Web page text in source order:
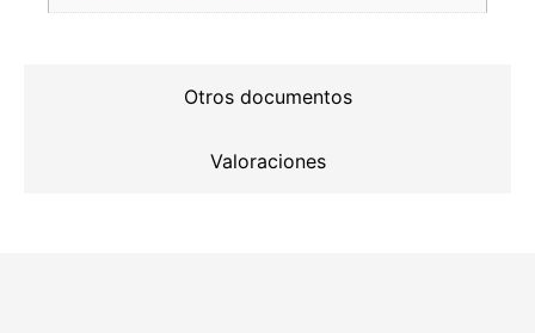
Otros documentos
Valoraciones